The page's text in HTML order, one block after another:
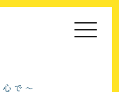
toggle